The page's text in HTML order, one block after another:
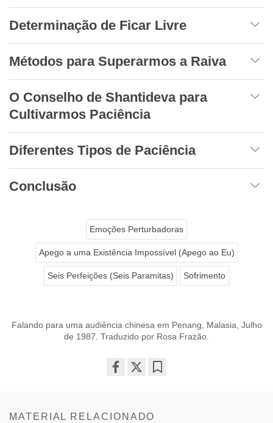
Determinação de Ficar Livre
Métodos para Superarmos a Raiva
O Conselho de Shantideva para
Cultivarmos Paciência
Diferentes Tipos de Paciência
Conclusão
Emoções Perturbadoras
Apego a uma Existência Impossível (Apego ao Eu)
Seis Perfeições (Seis Paramitas) Sofrimento
Falando para uma audiência chinesa em Penang, Malasia, Julho
de 1987. Traduzido por Rosa Frazão.
MATERIAL RELACIONADO